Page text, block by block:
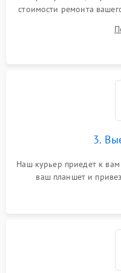
стоимости ремонта
3.
Наш курьер приедет к
ваш планшет и